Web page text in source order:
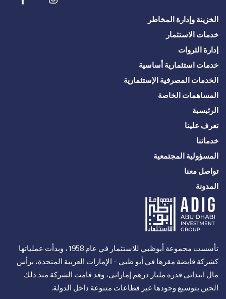
تأسست مجموعة أبوظبي للاستثمار في عام 1958، وبدأت عملياتها
كشركة قابضة مقرها في أبو ظبي - الإمارات العربية المتحدة، برأس
مال ابتدائي قدره مليار درهم إماراتي، وقد قامت الشركة منذ ذلك
الحين بتوسيع وجودها عبر قطاعات متنوعة داخل الدولة.
الرئيسية
تعرف علينا
خدماتنا
المسؤولية المجتمعية
تواصل معنا
المدونة
الخزينة وإدارة المخاطر
خدمات الاستثمار
إدارة الثروات
خدمات استثمارية أساسية
الخدمات المصرفية الإستثمارية
المساهمات الخاصة